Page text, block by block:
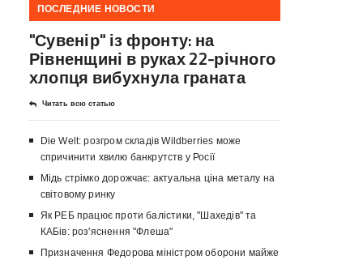
ПОСЛЕДНИЕ НОВОСТИ
"Сувенір" із фронту: на
Рівненщині в руках 22-річного
хлопця вибухнула граната
Читать всю статью
Die Welt: розгром складів Wildberries може
спричинити хвилю банкрутств у Росії
Мідь стрімко дорожчає: актуальна ціна металу на
світовому ринку
Як РЕБ працює проти балістики, "Шахедів" та
КАБів: роз'яснення "Флеша"
Призначення Федорова міністром оборони майже